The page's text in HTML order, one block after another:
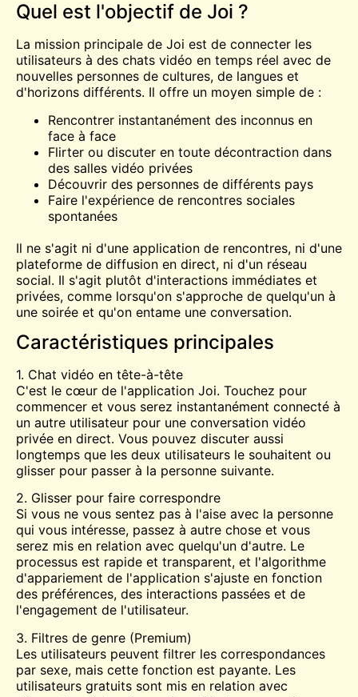
Quel est l'objectif de Joi ?
La mission principale de Joi est de connecter les
utilisateurs à des chats vidéo en temps réel avec de
nouvelles personnes de cultures, de langues et
d'horizons différents. Il offre un moyen simple de :
Rencontrer instantanément des inconnus en
face à face
Flirter ou discuter en toute décontraction dans
des salles vidéo privées
Découvrir des personnes de différents pays
Faire l'expérience de rencontres sociales
spontanées
Il ne s'agit ni d'une application de rencontres, ni d'une
plateforme de diffusion en direct, ni d'un réseau
social. Il s'agit plutôt d'interactions immédiates et
privées, comme lorsqu'on s'approche de quelqu'un à
une soirée et qu'on entame une conversation.
Caractéristiques principales
1. Chat vidéo en tête-à-tête
C'est le cœur de l'application Joi. Touchez pour
commencer et vous serez instantanément connecté à
un autre utilisateur pour une conversation vidéo
privée en direct. Vous pouvez discuter aussi
longtemps que les deux utilisateurs le souhaitent ou
glisser pour passer à la personne suivante.
2. Glisser pour faire correspondre
Si vous ne vous sentez pas à l'aise avec la personne
qui vous intéresse, passez à autre chose et vous
serez mis en relation avec quelqu'un d'autre. Le
processus est rapide et transparent, et l'algorithme
d'appariement de l'application s'ajuste en fonction
des préférences, des interactions passées et de
l'engagement de l'utilisateur.
3. Filtres de genre (Premium)
Les utilisateurs peuvent filtrer les correspondances
par sexe, mais cette fonction est payante. Les
utilisateurs gratuits sont mis en relation avec